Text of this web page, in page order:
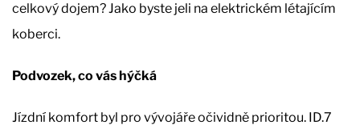
celkový dojem? Jako byste jeli na elektrickém létajícím
koberci.
Podvozek, co vás hýčká
Jízdní komfort byl pro vývojáře očividně prioritou. ID.7